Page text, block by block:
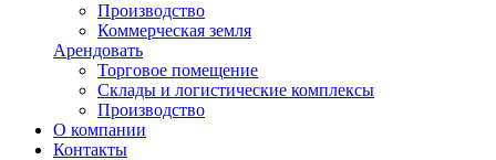
Производство
Коммерческая земля
Арендовать
Торговое помещение
Склады и логистические комплексы
Производство
О компании
Контакты